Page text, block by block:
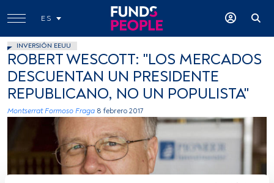
ES
INVERSIÓN EEUU
ROBERT WESCOTT: "LOS MERCADOS
DESCUENTAN UN PRESIDENTE
REPUBLICANO, NO UN POPULISTA"
Montserrat Formoso Fraga 8 febrero 2017